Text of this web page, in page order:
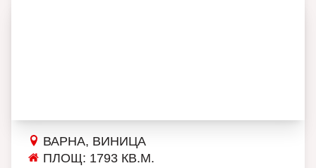
ВАРНА, ВИНИЦА
ПЛОЩ: 1793 КВ.М.